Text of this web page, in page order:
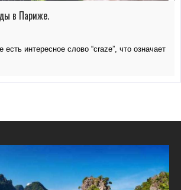
в Париже.
есть интересное слово “craze”, что означает